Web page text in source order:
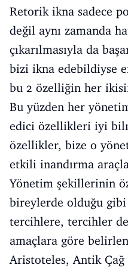
Retorik ikna sadece
değil aynı zamanda
çıkarılmasıyla da
bizi ikna edebildiyse
bu 2 özelliğin her
Bu yüzden her
edici özellikleri iyi
özellikler, bize o
etkili inandırma
Yönetim şekillerinin
bireylerde olduğu
tercihlere, tercihler
amaçlara göre
Aristoteles, Antik Çağ